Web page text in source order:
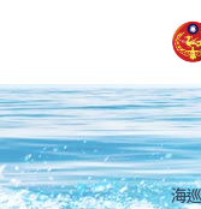
到
主
內
容
Skip
to
海